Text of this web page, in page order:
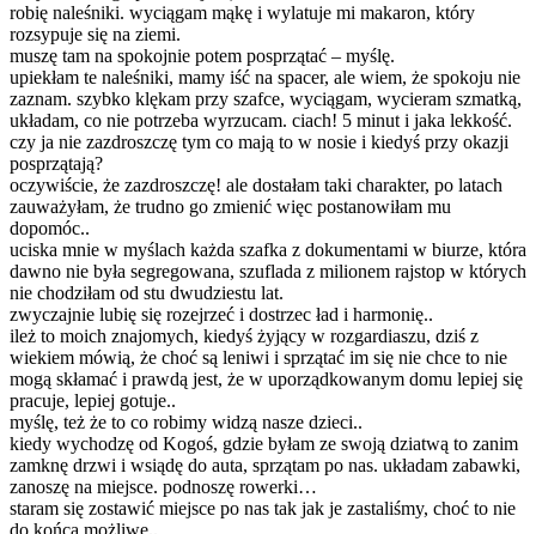
robię naleśniki. wyciągam mąkę i wylatuje mi makaron, który
rozsypuje się na ziemi.
muszę tam na spokojnie potem posprzątać – myślę.
upiekłam te naleśniki, mamy iść na spacer, ale wiem, że spokoju nie
zaznam. szybko klękam przy szafce, wyciągam, wycieram szmatką,
układam, co nie potrzeba wyrzucam. ciach! 5 minut i jaka lekkość.
czy ja nie zazdroszczę tym co mają to w nosie i kiedyś przy okazji
posprzątają?
oczywiście, że zazdroszczę! ale dostałam taki charakter, po latach
zauważyłam, że trudno go zmienić więc postanowiłam mu
dopomóc..
uciska mnie w myślach każda szafka z dokumentami w biurze, która
dawno nie była segregowana, szuflada z milionem rajstop w których
nie chodziłam od stu dwudziestu lat.
zwyczajnie lubię się rozejrzeć i dostrzec ład i harmonię..
ileż to moich znajomych, kiedyś żyjący w rozgardiaszu, dziś z
wiekiem mówią, że choć są leniwi i sprzątać im się nie chce to nie
mogą skłamać i prawdą jest, że w uporządkowanym domu lepiej się
pracuje, lepiej gotuje..
myślę, też że to co robimy widzą nasze dzieci..
kiedy wychodzę od Kogoś, gdzie byłam ze swoją dziatwą to zanim
zamknę drzwi i wsiądę do auta, sprzątam po nas. układam zabawki,
zanoszę na miejsce. podnoszę rowerki…
staram się zostawić miejsce po nas tak jak je zastaliśmy, choć to nie
do końca możliwe..